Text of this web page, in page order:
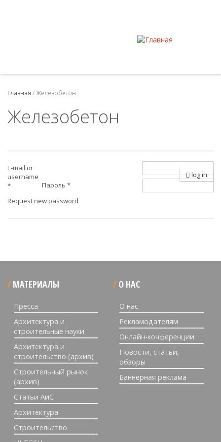
Главная /Железобетон
Железобетон
E-mail or
username
*
Пароль *
Request new password
log in
МАТЕРИАЛЫ
Пресса
Архитектура и
строительные науки
Архитектура и
строительство (архив)
Строительный рынок
(архив)
Статьи АиС
Архитектура
Строительство
О НАС
О нас
Рекламодателям
Онлайн-конференции
Новости, статьи,
обзоры
Баннерная реклама